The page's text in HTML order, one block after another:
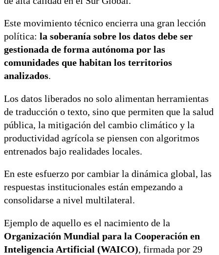
Este movimiento técnico encierra una gran lección
política: la soberanía sobre los datos debe ser
gestionada de forma autónoma por las
comunidades que habitan los territorios
analizados.
Los datos liberados no solo alimentan herramientas
de traducción o texto, sino que permiten que la salud
pública, la mitigación del cambio climático y la
productividad agrícola se piensen con algoritmos
entrenados bajo realidades locales.
En este esfuerzo por cambiar la dinámica global, las
respuestas institucionales están empezando a
consolidarse a nivel multilateral.
Ejemplo de aquello es el nacimiento de la
Organización Mundial para la Cooperación en
Inteligencia Artificial (WAICO), firmada por 29